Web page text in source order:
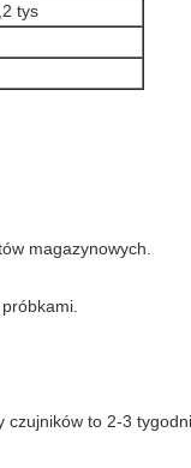
tys
magazynowych.
to 2-3